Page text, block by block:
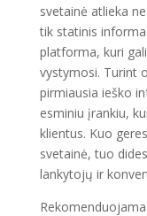
svetainė atlieka
tik statinis
platforma, kuri
vystymosi. Turint
pirmiausia ieško
esminiu įrankiu,
klientus. Kuo
svetainė, tuo
lankytojų ir